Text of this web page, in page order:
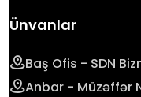
Ünvanlar
Baş Ofis - SDN
Anbar - Müzəffər